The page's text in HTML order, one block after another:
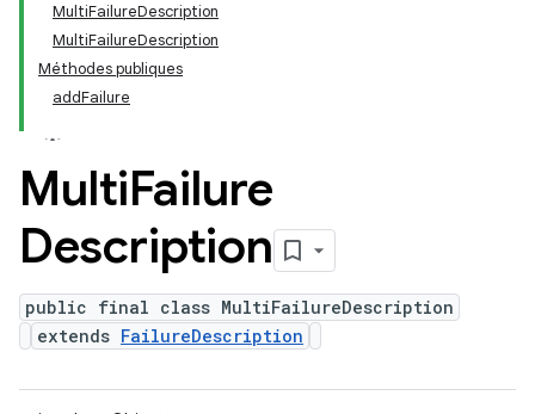
MultiFailureDescription
MultiFailureDescription
Méthodes publiques
addFailure
MultiFailure
Description
public final class MultiFailureDescription
extends FailureDescription